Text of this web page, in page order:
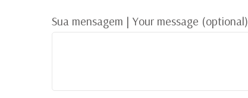
Sua mensagem | Your message (optional)